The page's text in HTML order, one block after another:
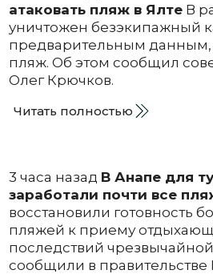
атаковать пляж в ЯлтеВ
уничтожен безэкипажный
предварительным данным,
пляж. Об этом сообщил
Олег Крючков.
Читать полностью
3 часа назад В Анапе для
заработали почти все
восстановили готовность
пляжей к приему
последствий
сообщили в правительстве